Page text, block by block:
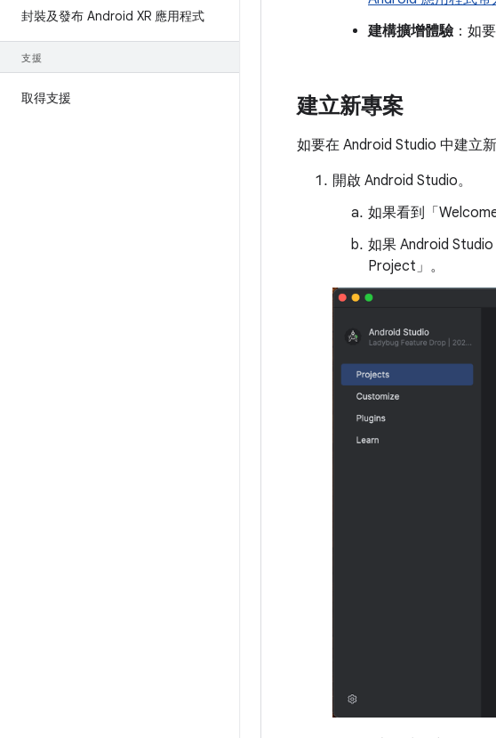
封裝及發布 Android XR 應用程式
支援
取得支援
建構擴增體驗：如
建立新專案
如要在 Android Studio 中建立
開啟 Android Studio。
如果看到「
如果 Android
Project」 。